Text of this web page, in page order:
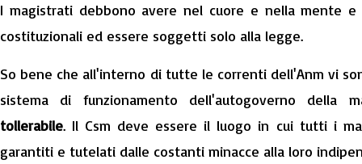
I magistrati debbono avere nel cuore e nella mente
costituzionali ed essere soggetti solo alla legge.
So bene che all'interno di tutte le correnti dell'Anm vi
sistema di funzionamento dell'autogoverno della
tollerabile. Il Csm deve essere il luogo in cui tutti i
garantiti e tutelati dalle costanti minacce alla loro